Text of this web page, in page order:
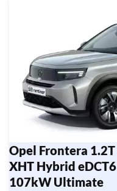
Opel Frontera 1.2T
XHT Hybrid eDCT6
107kW Ultimate